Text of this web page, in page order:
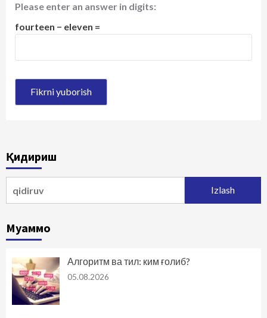
Please enter an answer in digits:
fourteen − eleven =
Қидириш
Муаммо
Алгоритм ва тил: ким ғолиб?
05.08.2026